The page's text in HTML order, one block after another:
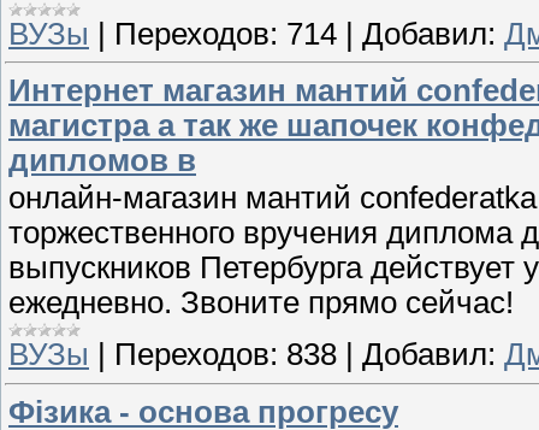
ВУЗы | Переходов: 714 | Добавил:
Интернет магазин мантий
магистра а так же шапочек
дипломов в
онлайн-магазин мантий
торжественного вручения диплома
выпускников Петербурга
ежедневно. Звоните прямо сейчас!
ВУЗы
Переходов: 838 Добавил:
Фiзика - основа прогресу